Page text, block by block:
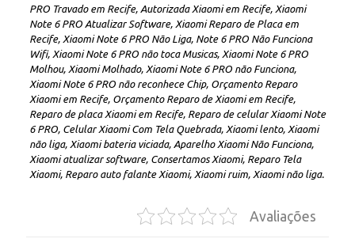
PRO Travado em Recife, Autorizada Xiaomi em Recife, Xiaomi
Note 6 PRO Atualizar Software, Xiaomi Reparo de Placa em
Recife, Xiaomi Note 6 PRO Não Liga, Note 6 PRO Não Funciona
Wifi, Xiaomi Note 6 PRO não toca Musicas, Xiaomi Note 6 PRO
Molhou, Xiaomi Molhado, Xiaomi Note 6 PRO não Funciona,
Xiaomi Note 6 PRO não reconhece Chip, Orçamento Reparo
Xiaomi em Recife, Orçamento Reparo de Xiaomi em Recife,
Reparo de placa Xiaomi em Recife, Reparo de celular Xiaomi Note
6 PRO, Celular Xiaomi Com Tela Quebrada, Xiaomi lento, Xiaomi
não liga, Xiaomi bateria viciada, Aparelho Xiaomi Não Funciona,
Xiaomi atualizar software, Consertamos Xiaomi, Reparo Tela
Xiaomi, Reparo auto falante Xiaomi, Xiaomi ruim, Xiaomi não liga.
Avaliações